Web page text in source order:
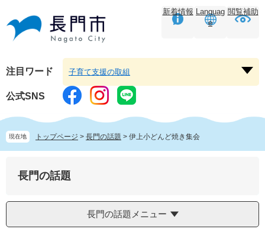
頭
す。
飛
し
本
文
へ
新着情報 Languag
e
閲覧補助
注目ワード
ー
子育て支援の取組
公式SNS
現在地 トップページ > 長門の話題 > 伊上小どんど焼き集会
長門の話題
長門の話題メニュー